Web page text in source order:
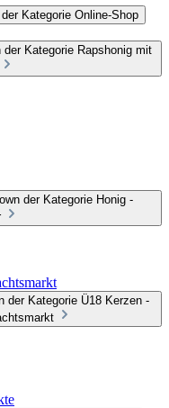
Kategorie Online-Shop
Kategorie Rapshonig mit
der Kategorie Honig -
der Kategorie Ü18 Kerzen -